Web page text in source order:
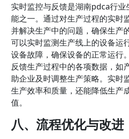
实时监控与反馈是湖南pdca行
能之一。通过对生产过程的实时
并解决生产中的问题，确保生产
可以实时监测生产线上的设备运
设备故障，确保设备的正常运行
反馈生产过程中的各项数据，如
助企业及时调整生产策略。实时
生产效率和质量，还能降低生产
值。
八、流程优化与改进